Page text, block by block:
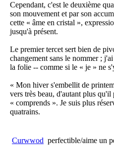
Cependant, c'est le deuxième
son mouvement et par son
cette « âme en cristal »,
jusqu'à présent.
Le premier tercet sert bien de
changement sans le nommer ;
la folie -- comme si le « je » ne
« Mon hiver s'embellit de
vers très beau, d'autant plus
« comprends ». Je suis plus
quatrains.
Curwwod perfectible/aime un